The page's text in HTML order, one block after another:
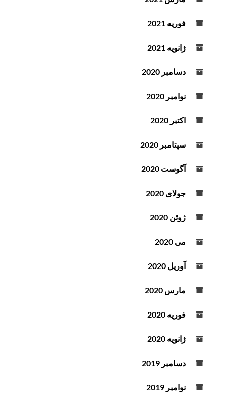
فوریه 2021
ژانویه 2021
دسامبر 2020
نوامبر 2020
اکتبر 2020
سپتامبر 2020
آگوست 2020
جولای 2020
ژوئن 2020
می 2020
آوریل 2020
مارس 2020
فوریه 2020
ژانویه 2020
دسامبر 2019
نوامبر 2019